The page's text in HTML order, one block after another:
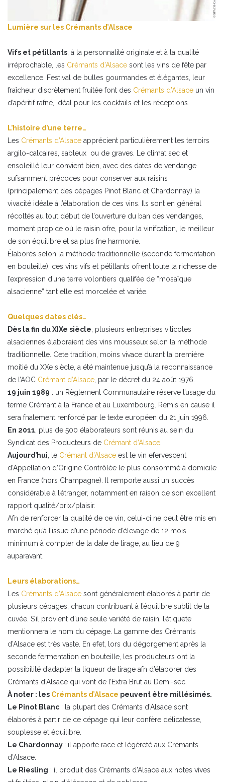
Lumière sur les Crémants d’Alsace
Vifs et pétillants , à la personnalité originale et à la qualité
irréprochable, les Crémants d’Alsace sont les vins de fête par
excellence. Festival de bulles gourmandes et élégantes, leur
fraîcheur discrètement fruitée font des Crémants d’Alsace un vin
d’apéritif rafné, idéal pour les cocktails et les réceptions.
L’histoire d’une terre…
Les Crémants d’Alsace apprécient particulièrement les terroirs
argilo-calcaires, sableux ou de graves. Le climat sec et
ensoleillé leur convient bien, avec des dates de vendange
sufsamment précoces pour conserver aux raisins
(principalement des cépages Pinot Blanc et Chardonnay) la
vivacité idéale à l’élaboration de ces vins. Ils sont en général
récoltés au tout début de l’ouverture du ban des vendanges,
moment propice où le raisin ofre, pour la vinifcation, le meilleur
de son équilibre et sa plus fne harmonie.
Élaborés selon la méthode traditionnelle (seconde fermentation
en bouteille), ces vins vifs et pétillants ofrent toute la richesse de
l’expression d’une terre volontiers qualifée de “mosaïque
alsacienne” tant elle est morcelée et variée.
Quelques dates clés…
Dès la fin du XIXe siècle , plusieurs entreprises viticoles
alsaciennes élaboraient des vins mousseux selon la méthode
traditionnelle. Cete tradition, moins vivace durant la première
moitié du XXe siècle, a été maintenue jusqu’à la reconnaissance
de l’AOC Crémant d’Alsace , par le décret du 24 août 1976.
19 juin 1989 : un Règlement Communautaire réserve l’usage du
terme Crémant à la France et au Luxembourg. Remis en cause il
sera fnalement renforcé par le texte européen du 21 juin 1996.
En 2011 , plus de 500 élaborateurs sont réunis au sein du
Syndicat des Producteurs de Crémant d’Alsace
Aujourd’hui , le Crémant d’Alsace est le vin efervescent
d’Appellation d’Origine Contrôlée le plus consommé à domicile
en France (hors Champagne). Il remporte aussi un succès
considérable à l’étranger, notamment en raison de son excellent
rapport qualité/prix/plaisir.
Afn de renforcer la qualité de ce vin, celui-ci ne peut être mis en
marché qu’à l’issue d’une période d’élevage de 12 mois
minimum à compter de la date de tirage, au lieu de 9
auparavant.
Leurs élaborations…
Les Crémants d’Alsace sont généralement élaborés à partir de
plusieurs cépages, chacun contribuant à l’équilibre subtil de la
cuvée. S’il provient d’une seule variété de raisin, l’étiquete
mentionnera le nom du cépage. La gamme des Crémants
d’Alsace est très vaste. En efet, lors du dégorgement après la
seconde fermentation en bouteille, les producteurs ont la
possibilité d’adapter la liqueur de tirage afn d’élaborer des
Crémants d’Alsace qui vont de l’Extra Brut au Demi-sec.
À noter : les Crémants d’Alsace peuvent être millésimés.
Le Pinot Blanc : la plupart des Crémants d’Alsace sont
élaborés à partir de ce cépage qui leur confère délicatesse,
souplesse et équilibre.
Le Chardonnay : il apporte race et légèreté aux Crémants
d’Alsace.
Le Riesling : il produit des Crémants d’Alsace aux notes vives